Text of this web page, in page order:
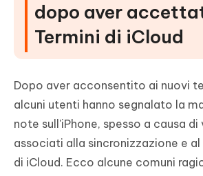
dopo aver
Termini di iCloud
Dopo aver acconsentito ai nuovi
alcuni utenti hanno segnalato la
note sull'iPhone, spesso a causa
associati alla sincronizzazione e
di iCloud. Ecco alcune comuni